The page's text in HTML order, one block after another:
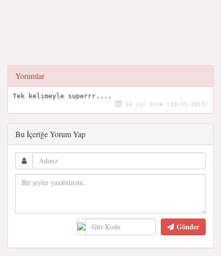
Yorumlar
Tek kelimeyle superrr....
14 yıl önce (30-05-2013)
Bu İçeriğe Yorum Yap
Gönder